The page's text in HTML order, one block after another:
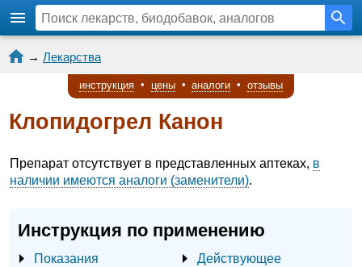
→ Лекарства
инструкция • цены • аналоги • отзывы
Клопидогрел Канон
Препарат отсутствует в представленных аптеках, в
наличии имеются аналоги (заменители).
Инструкция по применению
Показания
Действующее